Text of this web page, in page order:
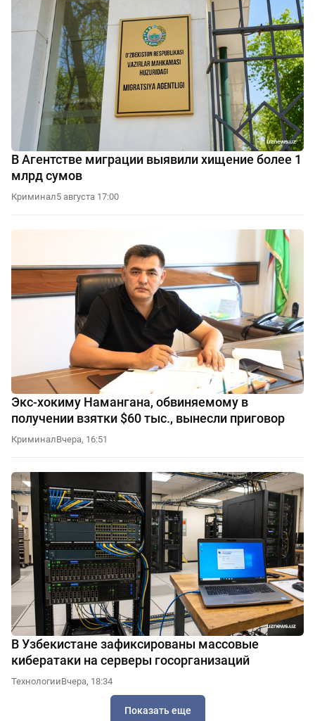
В Агентстве миграции выявили хищение более 1
млрд сумов
Криминал5 августа 17:00
Экс-хокиму Намангана, обвиняемому в
получении взятки $60 тыс., вынесли приговор
КриминалВчера, 16:51
В Узбекистане зафиксированы массовые
кибератаки на серверы госорганизаций
ТехнологииВчера, 18:34
Показать еще